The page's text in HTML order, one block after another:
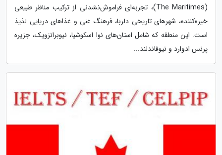
(The Maritimes)، تجربه‌ای فراموش‌نشدنی از ترکیب مناظر طبیعی
خیره‌کننده، شهرهای تاریخی دلربا، فرهنگ غنی و غذاهای دریایی لذیذ
است. این منطقه که شامل استان‌های نوا اسکوشیا، نیوبرانزویک، جزیره
پرنس ادوارد و نیوفاندلند...